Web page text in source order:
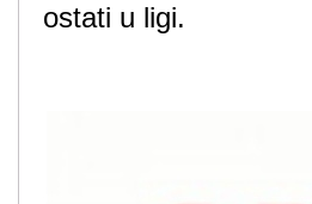
ostati u ligi.